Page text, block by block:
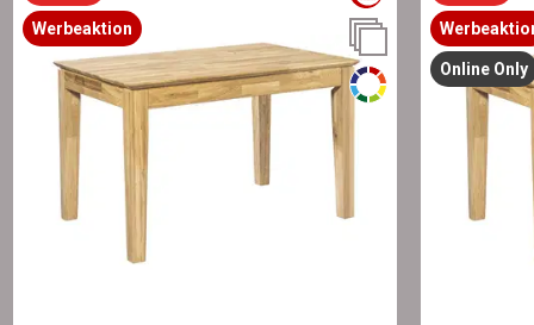
Werbeaktion
Online Only